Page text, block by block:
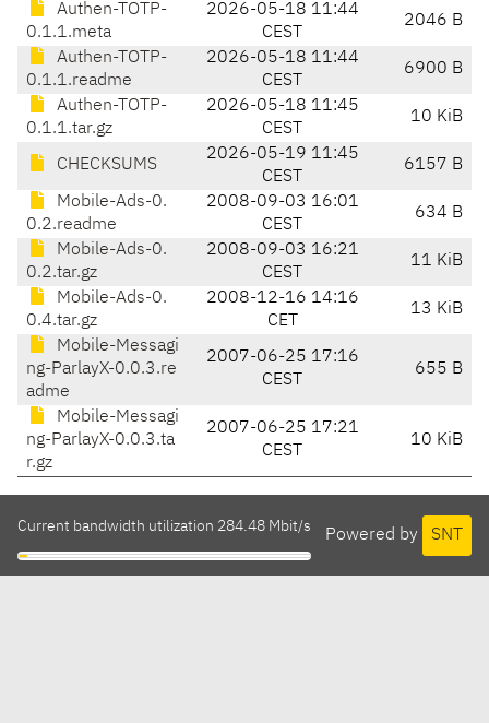
Authen-TOTP-
0.1.1.meta
2026-05-18 11:44
CEST
2046 B
Authen-TOTP-
0.1.1.readme
2026-05-18 11:44
CEST
6900 B
Authen-TOTP-
0.1.1.tar.gz
2026-05-18 11:45
CEST
10 KiB
CHECKSUMS
2026-05-19 11:45
CEST
6157 B
Mobile-Ads-0.
0.2.readme
2008-09-03 16:01
CEST
634 B
Mobile-Ads-0.
0.2.tar.gz
2008-09-03 16:21
CEST
11 KiB
Mobile-Ads-0.
0.4.tar.gz
2008-12-16 14:16
CET
13 KiB
Mobile-Messagi
ng-ParlayX-0.0.3.re
adme
2007-06-25 17:16
CEST
655 B
Mobile-Messagi
ng-ParlayX-0.0.3.ta
r.gz
2007-06-25 17:21
CEST
10 KiB
Powered by SNT
Current bandwidth utilization 284.48 Mbit/s